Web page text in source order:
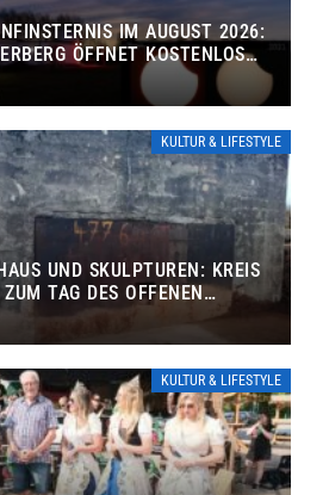
IM AUGUST 2026:
ÖFFNET KOSTENLOS
KULTUR & LIFESTYLE
UND SKULPTUREN: KREIS
TAG DES OFFENEN
KULTUR & LIFESTYLE